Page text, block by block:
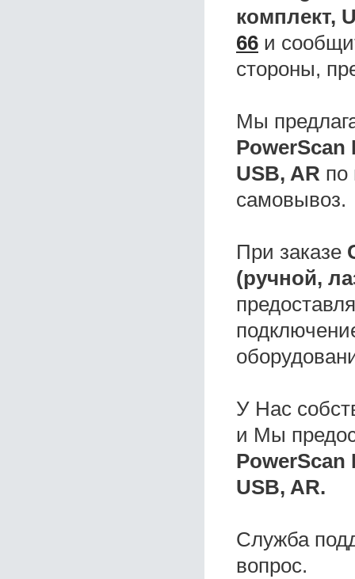
комплект,
66 и
стороны,
Мы
PowerScan
USB, AR по
самовывоз.
При заказе
(ручной,
У Нас
и Мы
PowerScan
USB, AR.
Служба
вопрос.